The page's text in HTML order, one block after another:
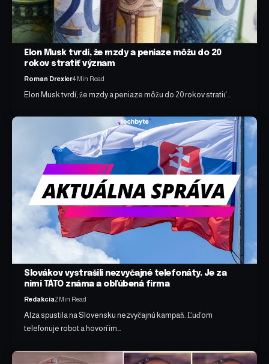
Elon Musk tvrdí, že mzdy a peniaze môžu do 20
rokov stratiť význam
Roman Drexler4 Min Read
Elon Musk tvrdí, že mzdy a peniaze môžu do 20 rokov stratiť…
Slovákov vystrašili nezvyčajné telefonáty. Je za
nimi TÁTO známa a obľúbená firma
Redakcia2 Min Read
Alza spustila na Slovensku nezvyčajnú kampaň. Ľuďom
telefonuje robot a hovorí im…